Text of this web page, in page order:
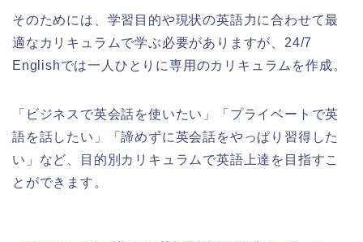
そのためには、学習目的や現状の英語力に合わせて最
適なカリキュラムで学ぶ必要がありますが、24/7
Englishでは一人ひとりに専用のカリキュラムを作成。
「ビジネスで英会話を使いたい」「プライベートで英
語を話したい」「諦めずに英会話をやっぱり習得した
い」など、目的別カリキュラムで英語上達を目指すこ
とができます。